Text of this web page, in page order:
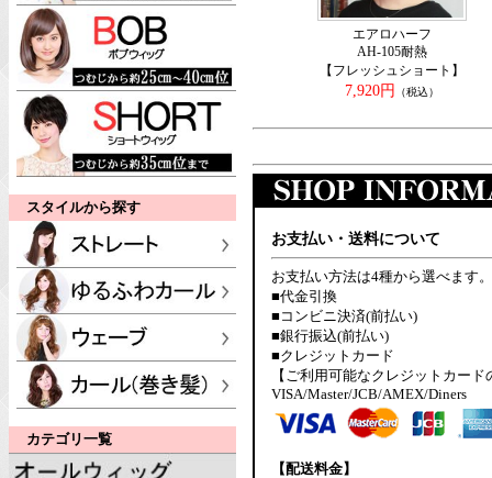
スタイルから探す
カテゴリ一覧
エアロハーフ
AH-105耐熱
【フレッシュショート】
7,920円
（税込）
お支払い・送料について
お支払い方法は4種から選べます。
■代金引換
■コンビニ決済(前払い)
■銀行振込(前払い)
■クレジットカード
【ご利用可能なクレジットカード
VISA/Master/JCB/AMEX/Diners
【配送料金】